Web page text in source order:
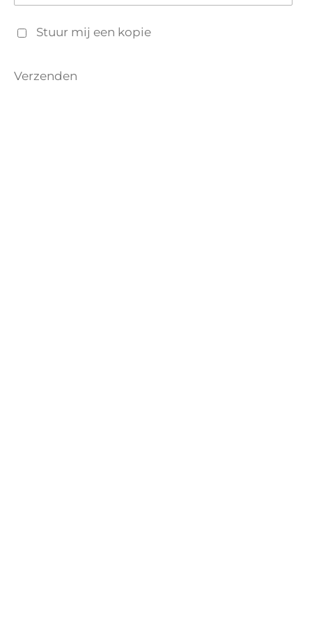
Stuur mij een kopie
Verzenden